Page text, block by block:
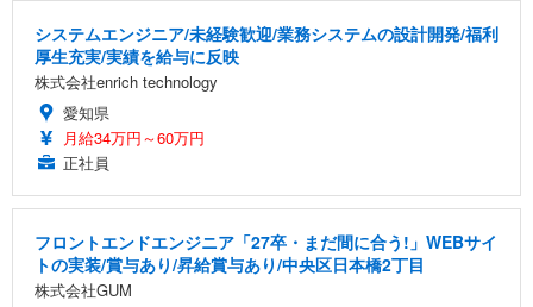
システムエンジニア/未経験歓迎/業務システムの設計開発/福利
厚生充実/実績を給与に反映
株式会社enrich technology
愛知県
月給34万円～60万円
正社員
フロントエンドエンジニア「27卒・まだ間に合う!」WEBサイ
トの実装/賞与あり/昇給賞与あり/中央区日本橋2丁目
株式会社GUM